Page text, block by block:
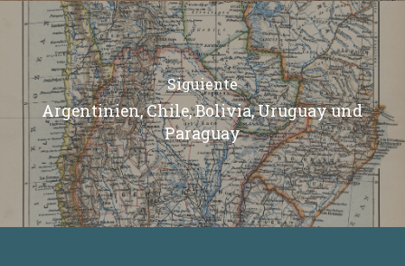
Siguiente
Argentinien, Chile, Bolivia, Uruguay und
Paraguay